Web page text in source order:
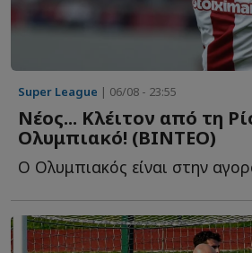
Super League | 06/08 - 23:55
Νέος... Κλέιτον από τη
Ολυμπιακό! (ΒΙΝΤΕΟ)